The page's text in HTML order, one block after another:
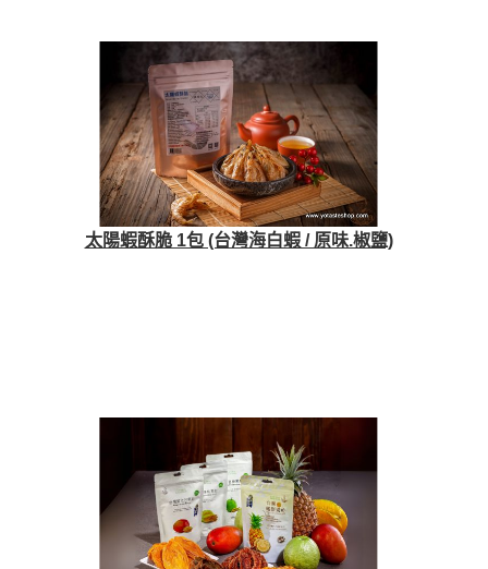
太陽蝦酥脆 1包 (台灣海白蝦 / 原味.椒鹽)